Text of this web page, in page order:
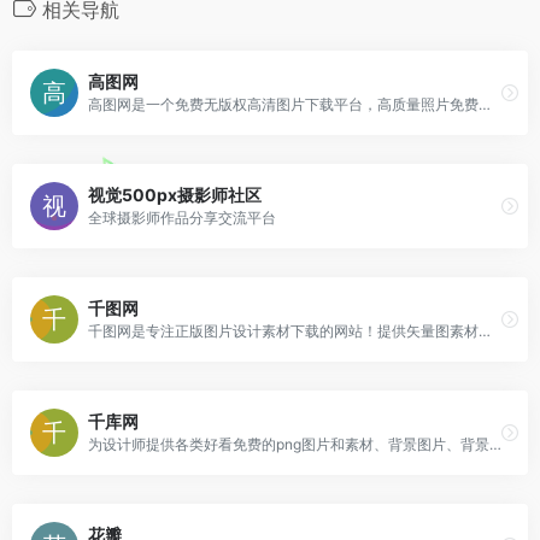
相关导航
高图网
高图网是一个免费无版权高清图片下载平台，高质量照片免费下载，高清图片包含人物,动物,风景,教育,美食,旅游,建筑,时尚,设计,商务等。
视觉500px摄影师社区
全球摄影师作品分享交流平台
千图网
千图网是专注正版图片设计素材下载的网站！提供矢量图素材、背景图片素材、矢量图库、psd素材、字体模板、设计素材、PPT模板、视频素材、插画绘画、平面设计模板、Excel模板素材以及网页模板、网站设计素材、网页图标的下载服务。
千库网
为设计师提供各类好看免费的png图片和素材、背景图片、背景素材、海报背景、banner背景、边框花纹素材、艺术字、主图和直通车背景等，找素材就上千库网，百万精品图片等您下载！
花瓣